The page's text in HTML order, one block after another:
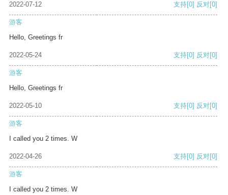
2022-07-12 支持[0] 反对[0]
游客
Hello, Greetings fr
2022-05-24 支持[0] 反对[0]
游客
Hello, Greetings fr
2022-05-10 支持[0] 反对[0]
游客
I called you 2 times. W
2022-04-26 支持[0] 反对[0]
游客
I called you 2 times. W